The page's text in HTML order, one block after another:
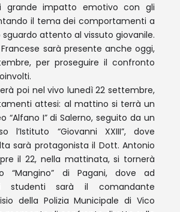
grande impatto emotivo con gli
il tema dei comportamenti a
attento al vissuto giovanile.
sarà presente anche oggi,
per proseguire il confronto
poi nel vivo lunedì 22 settembre,
attesi: al mattino si terrà un
“Alfano I” di Salerno, seguito da un
l’Istituto “Giovanni XXIII”, dove
sarà protagonista il Dott. Antonio
il 22, nella mattinata, si tornerà
“Mangino” di Pagani, dove ad
studenti sarà il comandante
della Polizia Municipale di Vico